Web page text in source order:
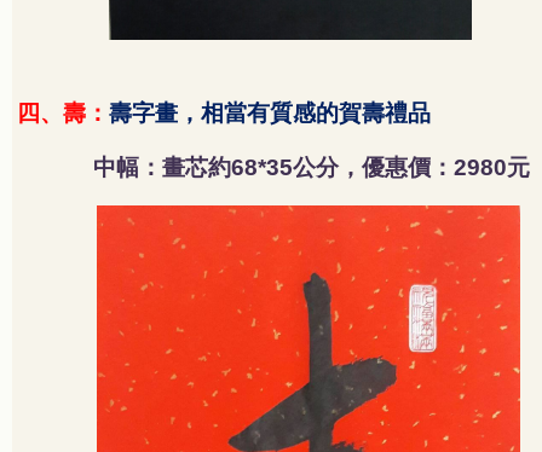
四、壽： 壽字畫，相當有質感的賀壽禮品
中幅：畫芯約68*35公分，優惠價： 2980元